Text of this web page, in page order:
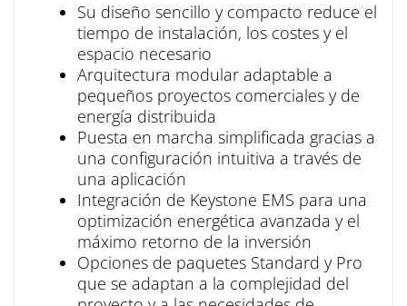
Su diseño sencillo y compacto reduce el
tiempo de instalación, los costes y el
espacio necesario
Arquitectura modular adaptable a
pequeños proyectos comerciales y de
energía distribuida
Puesta en marcha simplificada gracias a
una configuración intuitiva a través de
una aplicación
Integración de Keystone EMS para una
optimización energética avanzada y el
máximo retorno de la inversión
Opciones de paquetes Standard y Pro
que se adaptan a la complejidad del